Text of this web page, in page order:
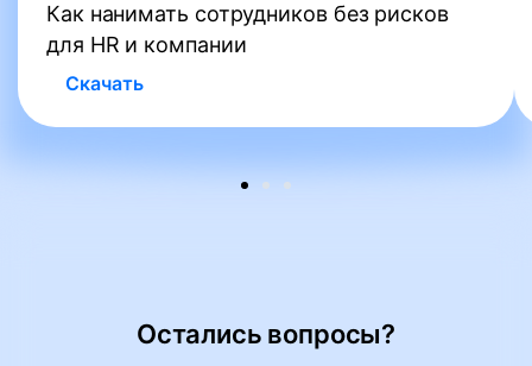
Как нанимать сотрудников без рисков
для HR и компании
Скачать
Остались вопросы?